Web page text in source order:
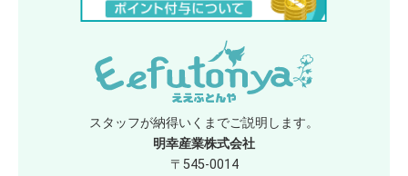
スタッフが納得いくまでご説明します。
明幸産業株式会社
〒545-0014